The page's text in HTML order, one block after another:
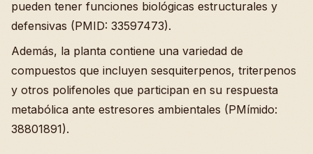
pueden tener funciones biológicas estructurales y
defensivas (PMID: 33597473).
Además, la planta contiene una variedad de
compuestos que incluyen sesquiterpenos, triterpenos
y otros polifenoles que participan en su respuesta
metabólica ante estresores ambientales (PMímido:
38801891).